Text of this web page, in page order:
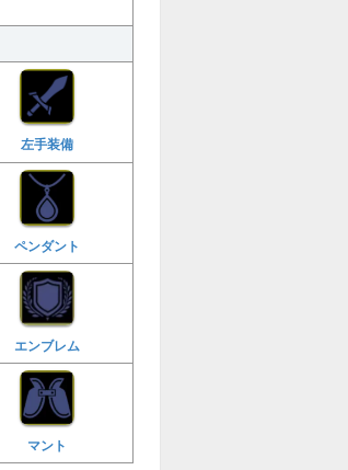
左手装備
ペンダント
エンブレム
マント